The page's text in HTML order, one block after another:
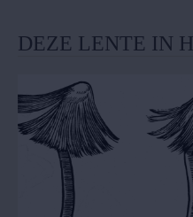
DEZE LENTE IN